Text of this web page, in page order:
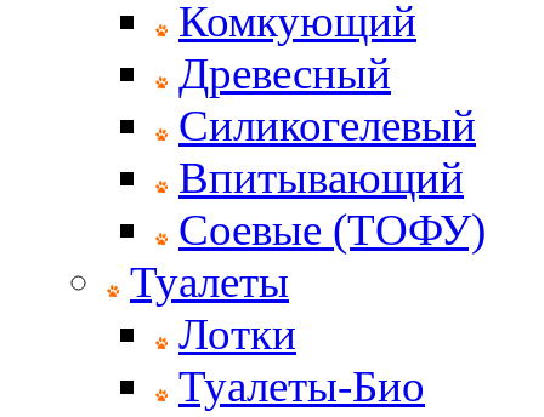
Комкующий
Древесный
Силикогелевый
Впитывающий
Соевые (ТОФУ)
Туалеты
Лотки
Туалеты-Био